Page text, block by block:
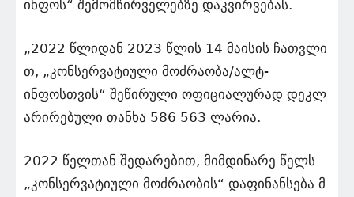
ინფოს“ შემომწირველებზე დაკვირვებას.
„2022 წლიდან 2023 წლის 14 მაისის ჩათვლი
თ, „კონსერვატიული მოძრაობა/ალტ-
ინფოსთვის“ შეწირული ოფიციალურად დეკლ
არირებული თანხა 586 563 ლარია.
2022 წელთან შედარებით, მიმდინარე წელს
„კონსერვატიული მოძრაობის“ დაფინანსება მ